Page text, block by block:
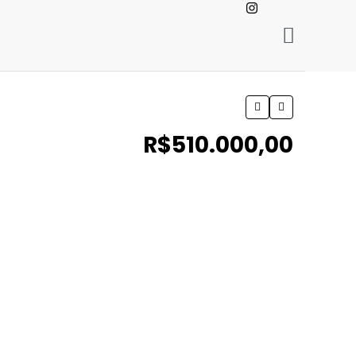
R$510.000,00